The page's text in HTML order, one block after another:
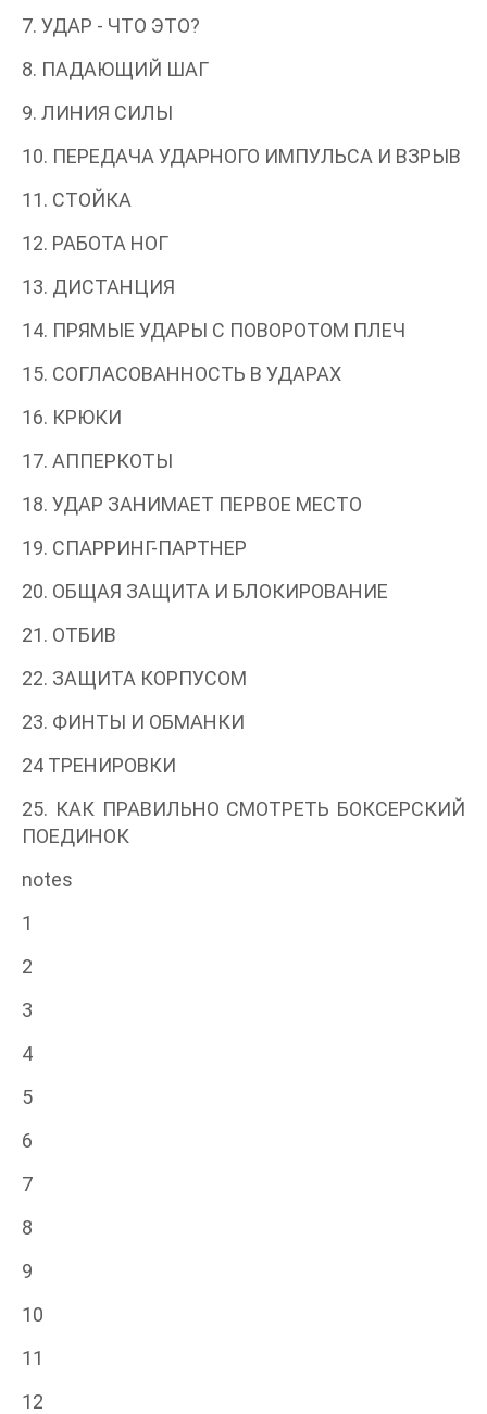
7. УДАР - ЧТО ЭТО?
8. ПАДАЮЩИЙ ШАГ
9. ЛИНИЯ СИЛЫ
10. ПЕРЕДАЧА УДАРНОГО ИМПУЛЬСА И ВЗРЫВ
11. СТОЙКА
12. РАБОТА НОГ
13. ДИСТАНЦИЯ
14. ПРЯМЫЕ УДАРЫ С ПОВОРОТОМ ПЛЕЧ
15. СОГЛАСОВАННОСТЬ В УДАРАХ
16. КРЮКИ
17. АППЕРКОТЫ
18. УДАР ЗАНИМАЕТ ПЕРВОЕ МЕСТО
19. СПАРРИНГ-ПАРТНЕР
20. ОБЩАЯ ЗАЩИТА И БЛОКИРОВАНИЕ
21. ОТБИВ
22. ЗАЩИТА КОРПУСОМ
23. ФИНТЫ И ОБМАНКИ
24 ТРЕНИРОВКИ
25. КАК ПРАВИЛЬНО СМОТРЕТЬ БОКСЕРСКИЙ
ПОЕДИНОК
notes
1
2
3
4
5
6
7
8
9
10
11
12